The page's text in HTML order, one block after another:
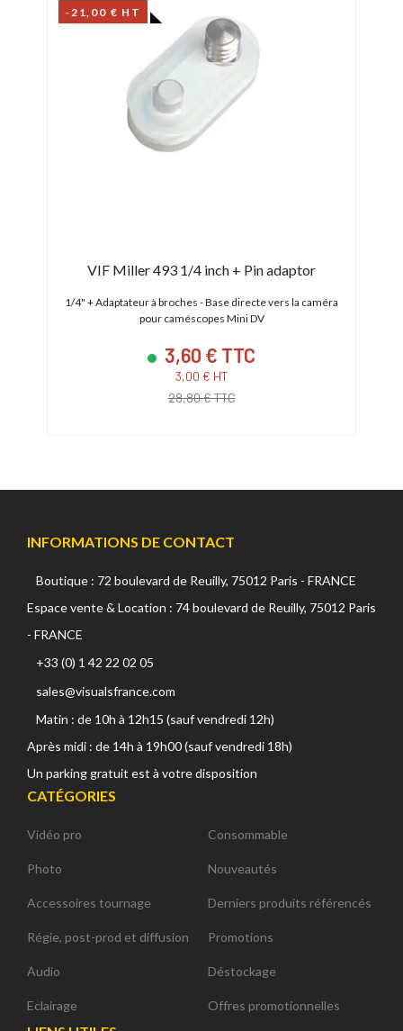
-21,00 € HT
VIF Miller 493 1/4 inch + Pin adaptor
1/4" + Adaptateur à broches - Base directe vers la caméra
pour caméscopes Mini DV
3,60 € TTC
3,00 € HT
28,80 € TTC
INFORMATIONS DE CONTACT
Boutique : 72 boulevard de Reuilly, 75012 Paris - FRANCE
Espace vente & Location : 74 boulevard de Reuilly, 75012 Paris
- FRANCE
+33 (0) 1 42 22 02 05
sales@visualsfrance.com
Matin : de 10h à 12h15 (sauf vendredi 12h)
Après midi : de 14h à 19h00 (sauf vendredi 18h)
Un parking gratuit est à votre disposition
CATÉGORIES
Vidéo pro
Photo
Accessoires tournage
Régie, post-prod et diffusion
Audio
Eclairage
Consommable
Nouveautés
Derniers produits référencés
Promotions
Déstockage
Offres promotionnelles